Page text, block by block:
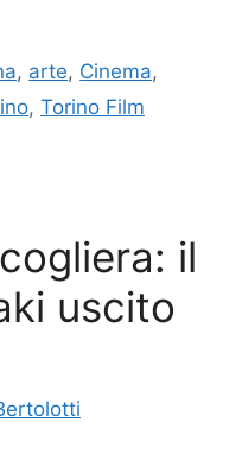
, arte, Cinema,
, Torino Film
il
uscito